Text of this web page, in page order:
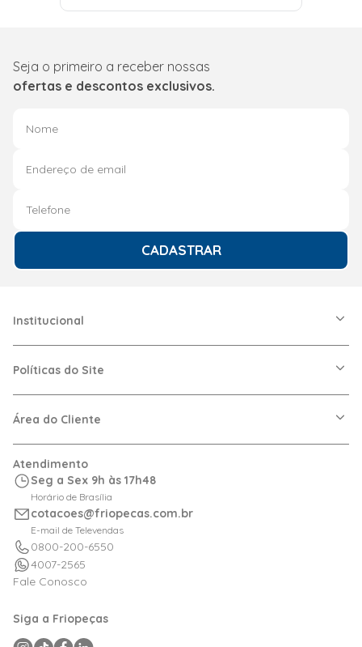
Seja o primeiro a receber nossas
ofertas e descontos exclusivos.
CADASTRAR
Institucional
Nossas Lojas
Dúvidas Frequentes
Políticas do Site
Política de Privacidade
Logística
Área do Cliente
Meus Pedidos
Calculadora de BTUs
Portal de Boletos
Orçamentos
Atendimento
Seg a Sex 9h às 17h48
Horário de Brasília
cotacoes@friopecas.com.br
E-mail de Televendas
0800-200-6550
4007-2565
Fale Conosco
Siga a Friopeças